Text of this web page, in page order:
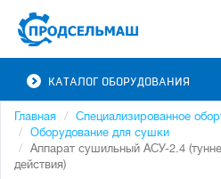
КАТАЛОГ ОБОРУДОВАНИЯ
Главная
Специализированное
Оборудование для сушки
Аппарат сушильный АСУ-2.4
действия)